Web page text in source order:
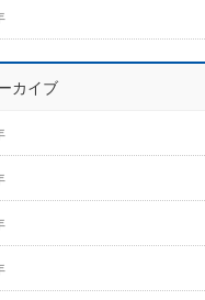
カイブ